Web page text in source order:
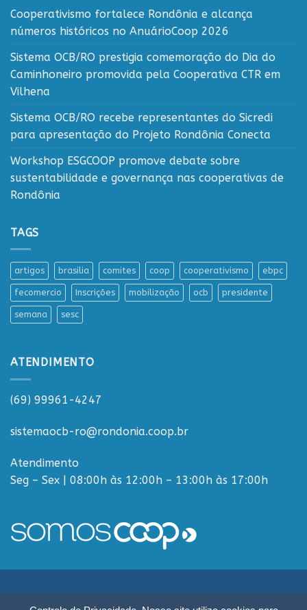
Cooperativismo fortalece Rondônia e alcança
números históricos no AnuárioCoop 2026
Sistema OCB/RO prestigia comemoração do Dia do
Caminhoneiro promovida pela Cooperativa CTR em
Vilhena
Sistema OCB/RO recebe representantes do Sicredi
para apresentação do Projeto Rondônia Conecta
Workshop ESGCOOP promove debate sobre
sustentabilidade e governança nas cooperativas de
Rondônia
TAGS
artigos brasilia comites coop cooperativismo ebpc
fecomercio Inscrições mobilização ocb presidente
semana sesc
ATENDIMENTO
(69) 99961-4247
sistemaocb-ro@rondonia.coop.br
Atendimento
Seg – Sex | 08:00h às 12:00h – 13:00h às 17:00h
Sistema OCB Rondônia © Todos os Direitos Reservados - R. Paulo